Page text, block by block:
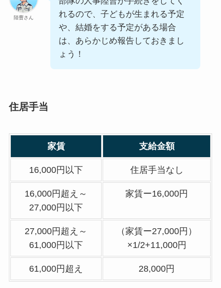
陸曹さん
れるので、子どもが生まれる予定
や、結婚をする予定がある場合
は、あらかじめ報告しておきまし
ょう！
住居手当
家賃 支給金額
16,000円以下 住居手当なし
16,000円超え～
27,000円以下
家賃ー16,000円
27,000円超え～
61,000円以下
（家賃ー27,000円）
×1/2+11,000円
61,000円超え 28,000円